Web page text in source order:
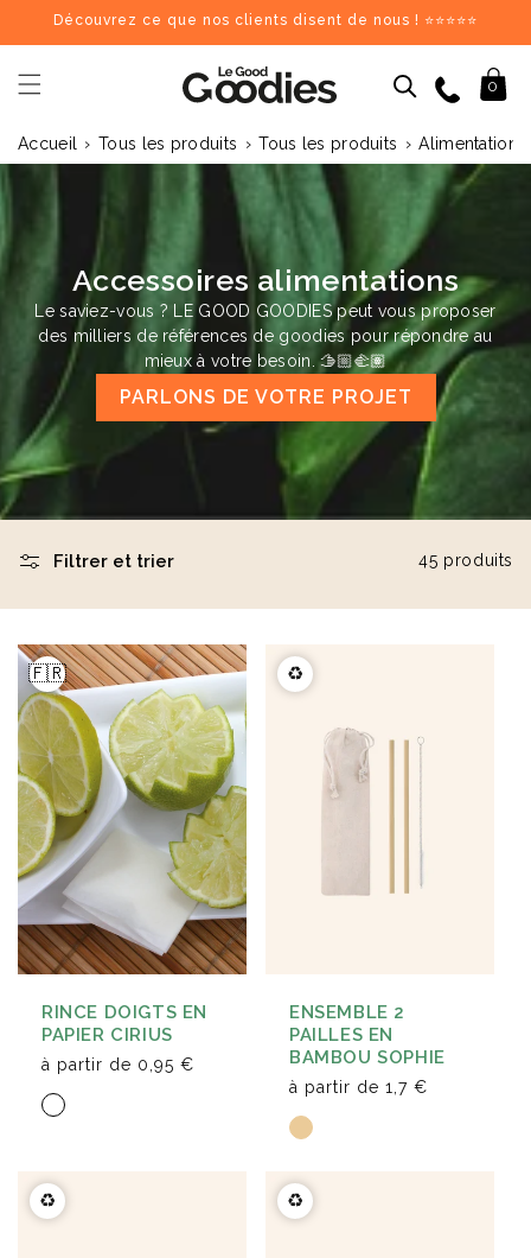
passer
au
contenu
Découvrez ce que nos clients disent de nous ! ⭐⭐⭐⭐⭐
Panier
0
Dernières recherches :Supprimer tout
Recherches populaires
totebag gobelet tour de cou parapluie
Goodies recommandés
♻️ ♻️
Accueil › Tous les produits › Tous les produits › Alimentation
Accessoires alimentations
Le saviez-vous ? LE GOOD GOODIES peut vous proposer
des milliers de références de goodies pour répondre au
mieux à votre besoin. 🫱🏼‍🫲🏽
PARLONS DE VOTRE PROJET
Filtrer et trier 45 produits
🇫🇷
RINCE DOIGTS EN
PAPIER CIRIUS
à partir de 0,95 €
♻️
ENSEMBLE 2
PAILLES EN
BAMBOU SOPHIE
à partir de 1,7 €
♻️ ♻️